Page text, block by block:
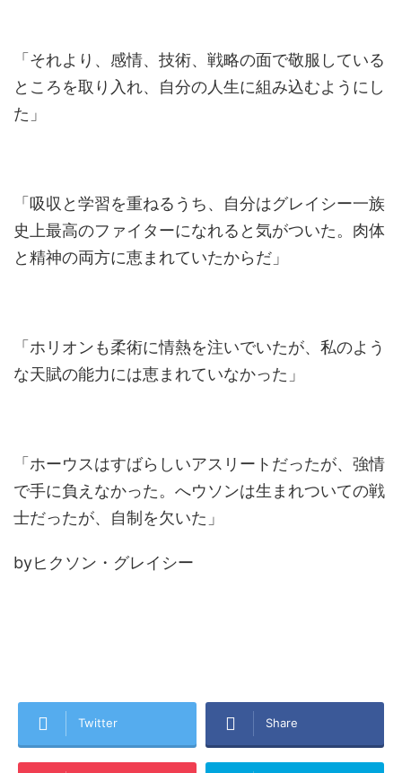
「それより、感情、技術、戦略の面で敬服している
ところを取り入れ、自分の人生に組み込むようにし
た」
「吸収と学習を重ねるうち、自分はグレイシー一族
史上最高のファイターになれると気がついた。肉体
と精神の両方に恵まれていたからだ」
「ホリオンも柔術に情熱を注いでいたが、私のよう
な天賦の能力には恵まれていなかった」
「ホーウスはすばらしいアスリートだったが、強情
で手に負えなかった。へウソンは生まれついての戦
士だったが、自制を欠いた」
byヒクソン・グレイシー
Twitter Share